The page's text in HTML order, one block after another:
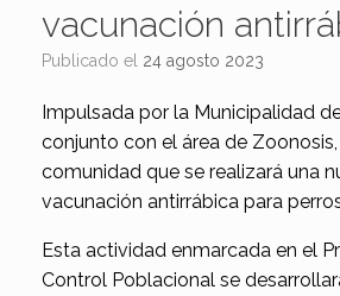
vacunación
Publicado el 24 agosto 2023
Impulsada por la Municipalidad
conjunto con el área de
comunidad que se realizará una
vacunación antirrábica para
Esta actividad enmarcada en el
Control Poblacional se